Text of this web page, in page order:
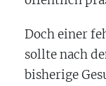
Doch einer
sollte nach
bisherige